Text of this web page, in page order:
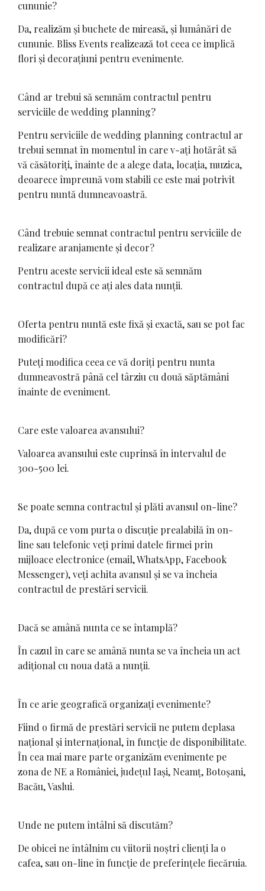
cununie?
Da, realizăm și buchete de mireasă, și lumânări de
cununie. Bliss Events realizează tot ceea ce implică
flori și decorațiuni pentru evenimente.
Când ar trebui să semnăm contractul pentru
serviciile de wedding planning?
Pentru serviciile de wedding planning contractul ar
trebui semnat în momentul în care v-ați hotărât să
vă căsătoriți, înainte de a alege data, locația, muzica,
deoarece împreună vom stabili ce este mai potrivit
pentru nuntă dumneavoastră.
Când trebuie semnat contractul pentru serviciile de
realizare aranjamente și decor?
Pentru aceste servicii ideal este să semnăm
contractul după ce ați ales data nunții.
Oferta pentru nuntă este fixă și exactă, sau se pot fac
modificări?
Puteți modifica ceea ce vă doriți pentru nunta
dumneavostră până cel târziu cu două săptămâni
înainte de eveniment.
Care este valoarea avansului?
Valoarea avansului este cuprinsă în intervalul de
300-500 lei.
Se poate semna contractul și plăti avansul on-line?
Da, după ce vom purta o discuție prealabilă în on-
line sau telefonic veți primi datele firmei prin
mijloace electronice (email, WhatsApp, Facebook
Messenger), veți achita avansul și se va încheia
contractul de prestări servicii.
Dacă se amână nunta ce se întamplă?
În cazul în care se amână nunta se va încheia un act
adițional cu noua dată a nunții.
În ce arie geografică organizați evenimente?
Fiind o firmă de prestări servicii ne putem deplasa
național și internațional, în funcție de disponibilitate.
În cea mai mare parte organizăm evenimente pe
zona de NE a României, județul Iași, Neamț, Botoșani,
Bacău, Vaslui.
Unde ne putem întâlni să discutăm?
De obicei ne întâlnim cu viitorii noștri clienți la o
cafea, sau on-line în funcție de preferințele fiecăruia.